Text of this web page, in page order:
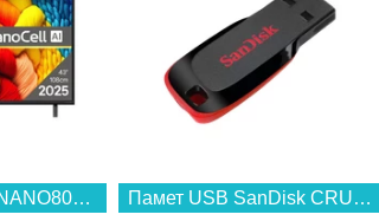
Телевизор LG 43NANO80A3B , 108 см, 3840x2160 UHD-4K , 43 inch, LED , Smart TV , Web Os... Памет USB SanDisk CRUZER BLADE 128 GB SDCZ50-128G-B35...